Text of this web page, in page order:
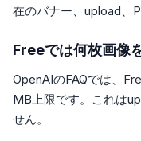
在のバナー、upload、
Freeでは何枚画像
OpenAIのFAQでは、
MB上限です。これは
せん。